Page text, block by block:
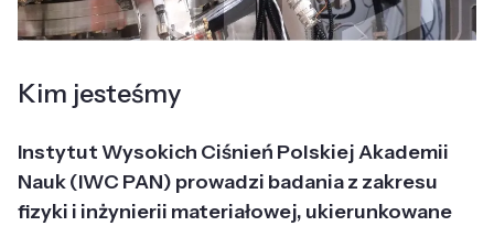
Kim jesteśmy
Instytut Wysokich Ciśnień Polskiej Akademii
Nauk (IWC PAN) prowadzi badania z zakresu
fizyki i inżynierii materiałowej, ukierunkowane